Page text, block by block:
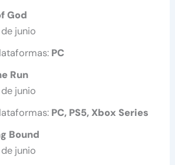
God
junio
PC
Run
junio
PC, PS5, Xbox Series
Bound
junio